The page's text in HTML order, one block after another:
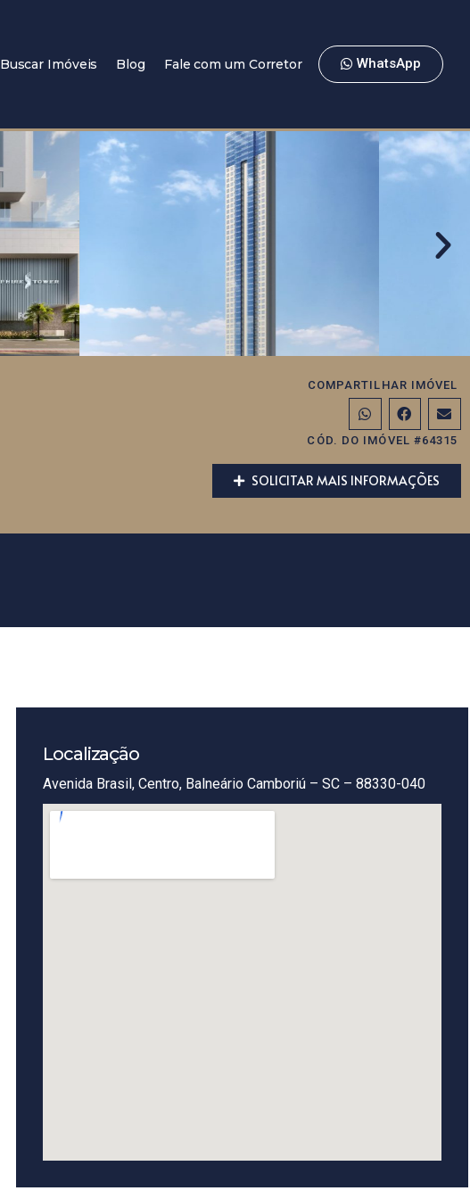
Buscar Imóveis Blog Fale com um Corretor WhatsApp
COMPARTILHAR IMÓVEL
CÓD. DO IMÓVEL #64315
SOLICITAR MAIS INFORMAÇÕES
Localização
Avenida Brasil, Centro, Balneário Camboriú – SC – 88330-040